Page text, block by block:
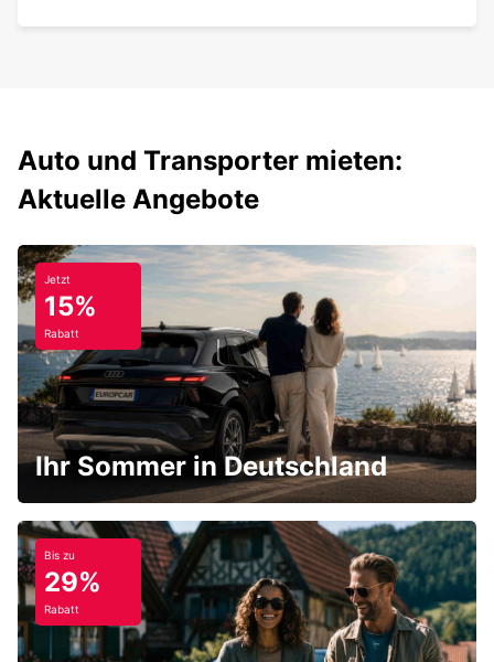
Auto und Transporter mieten:
Aktuelle Angebote
Jetzt
15%
Rabatt
Ihr Sommer in Deutschland
Bis zu
29%
Rabatt